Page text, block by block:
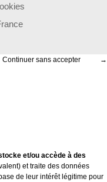
Continuer sans accepter →
et/ou accède à des
et traite des données
de leur intérêt légitime pour